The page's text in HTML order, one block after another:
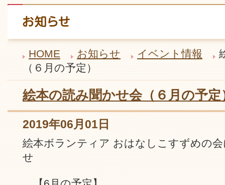
HOME お知らせ イベント情報
（６月の予定）
絵本の読み聞かせ会（６月の予定
2019年06月01日
絵本ボランティア おはなしこすずめの
せ